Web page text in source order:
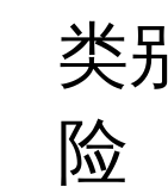
类
险